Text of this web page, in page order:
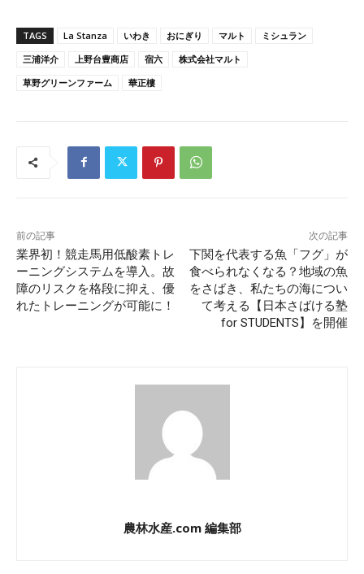
TAGS La Stanza いわき おにぎり マルト
ミシュラン
三浦洋介
上野台豊商店 宿六
株式会社マルト
草野グリーンファーム
華正樓
前の記事
業界初！競走馬用低酸素トレ
ーニングシステムを導入。故
障のリスクを格段に抑え、優
れたトレーニングが可能に！
次の記事
下関を代表する魚「フグ」が
食べられなくなる？地域の魚
をさばき、私たちの海につい
て考える【日本さばける塾
for STUDENTS】を開催
農林水産.com 編集部